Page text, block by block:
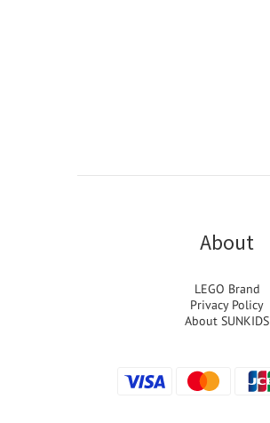
About
LEGO Brand
Privacy Policy
About SUNKIDS